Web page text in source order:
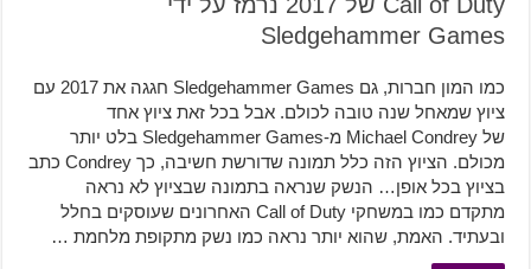
Sledgehammer Games
כמו המון חברות, גם Sledgehammer Games חגגה את 2017 עם
ציוץ שמאחל שנה טובה לכולם. אבל בכל זאת ציוץ אחד
של Michael Condrey מ-Sledgehammer Games בלט יותר
מכולם. הציוץ הזה כלל תמונה שדורשת חשיבה, כך Condrey כתב
בציוץ בכל אופן… הנשק שנראה בתמונה שבציוץ לא נראה
מתקדם כמו במשחקי Call of Duty האחרונים שעוסקים בחלל
ובעתיד. האמת, שהוא יותר נראה כמו נשק מתקופת מלחמת …